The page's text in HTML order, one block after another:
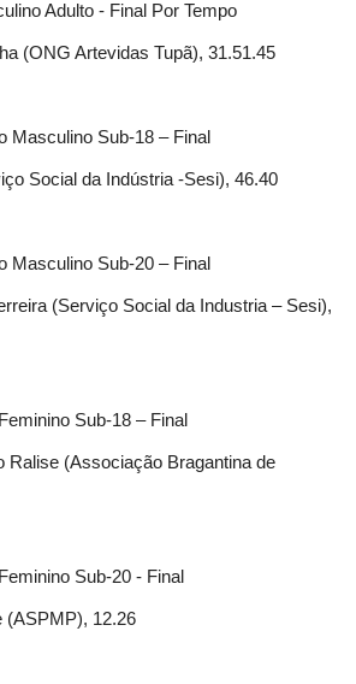
Adulto - Final Por Tempo
(ONG Artevidas Tupã), 31.51.45
Masculino Sub-18 – Final
Social da Indústria -Sesi), 46.40
Masculino Sub-20 – Final
(Serviço Social da Industria – Sesi),
Sub-18 – Final
Ralise (Associação Bragantina de
Sub-20 - Final
(ASPMP), 12.26